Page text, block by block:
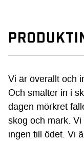
Vi är överallt och
Och smälter in i
dagen mörkret
skog och mark.
ingen till ödet. Vi